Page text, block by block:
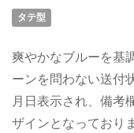
タテ型
爽やかなブルーを基
ーンを問わない送付
月日表示され、備考
ザインとなっており